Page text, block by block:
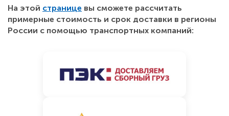
На этой странице вы сможете рассчитать
примерные стоимость и срок доставки в регионы
России с помощью транспортных компаний: